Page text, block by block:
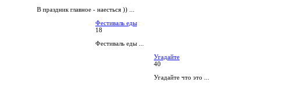
В праздник главное - наесться )) ...
Фестиваль еды
18
Фестиваль еды ...
Угадайте
40
Угадайте что это ...